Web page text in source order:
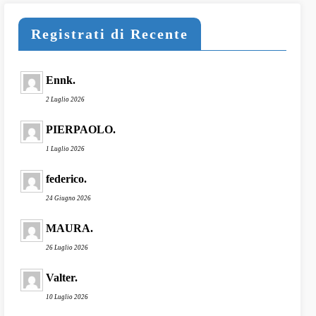
Registrati di Recente
Ennk.
2 Luglio 2026
PIERPAOLO.
1 Luglio 2026
federico.
24 Giugno 2026
MAURA.
26 Luglio 2026
Valter.
10 Luglio 2026